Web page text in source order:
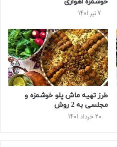
7 تیر 1401
طرز تهیه ماش پلو خوشمزه و
مجلسی به 2 روش
20 خرداد 1401